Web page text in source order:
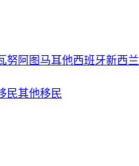
努阿图 马耳他西班牙新西兰
民其他移民